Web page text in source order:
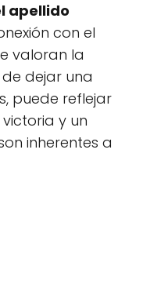
apellido
con el
valoran la
dejar una
puede reflejar
y un
inherentes a